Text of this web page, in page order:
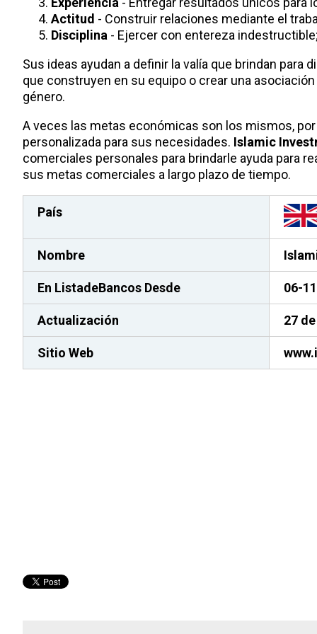
Actitud - Construir relaciones mediante el
Disciplina - Ejercer con entereza
Sus ideas ayudan a definir la valía que brindan
que construyen en su equipo o crear una
género.
A veces las metas económicas son los mismos,
personalizada para sus necesidades. Islamic
comerciales personales para brindarle ayuda para
sus metas comerciales a largo plazo de tiempo.
País
Nombre
En ListadeBancos Desde 06-
Actualización 27
Sitio Web